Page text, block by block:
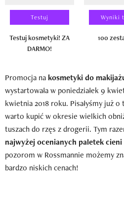
Testuj
Testuj kosmetyki! ZA
DARMO!
Wyniki
100
Promocja na kosmetyki do
wystartowała w poniedziałek 9
kwietnia 2018 roku. Pisałyśmy już
warto kupić w okresie wielkich
tuszach do rzęs z drogerii. Tym
najwyżej ocenianych paletek
pozorom w Rossmannie możemy
bardzo niskich cenach!